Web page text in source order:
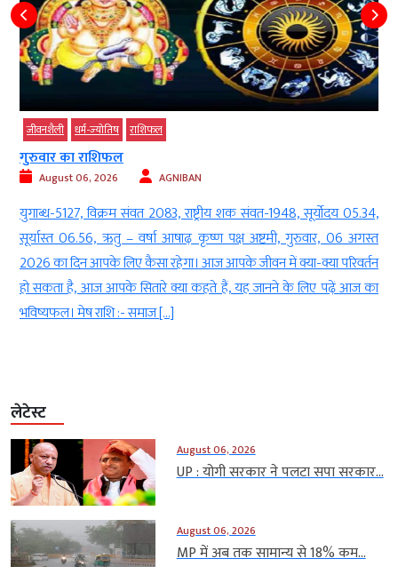
जीवनशैली धर्म-ज्‍योतिष राशिफल
गुरुवार का राशिफल
August 06, 2026 AGNIBAN
युगाब्ध-5127, विक्रम संवत 2083, राष्ट्रीय शक संवत-1948, सूर्योदय 05.34,
सूर्यास्त 06.56, ऋतु – वर्षा आषाढ़ कृष्ण पक्ष अष्टमी, गुरुवार, 06 अगस्त
2026 का दिन आपके लिए कैसा रहेगा। आज आपके जीवन में क्या-क्या परिवर्तन
हो सकता है, आज आपके सितारे क्या कहते हैं, यह जानने के लिए पढ़ें आज का
भविष्यफल। मेष राशि :- समाज […]
लेटेस्ट
August 06, 2026
UP : योगी सरकार ने पलटा सपा सरकार...
August 06, 2026
MP में अब तक सामान्य से 18% कम...